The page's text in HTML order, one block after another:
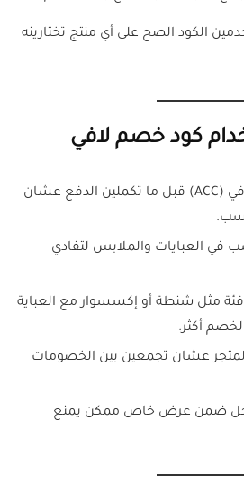
الكود الصح على أي منتج تختارينه
كود خصم لافي
استخدمي كود خصم لافي (ACC) قبل ما تكملين الدفع عشان
في العبايات والملابس لتفادي
مثل شنطة أو إكسسوار مع العباية
أكثر.
عشان تجمعين بين الخصومات
داخل ضمن عرض خاص ممكن يمنع